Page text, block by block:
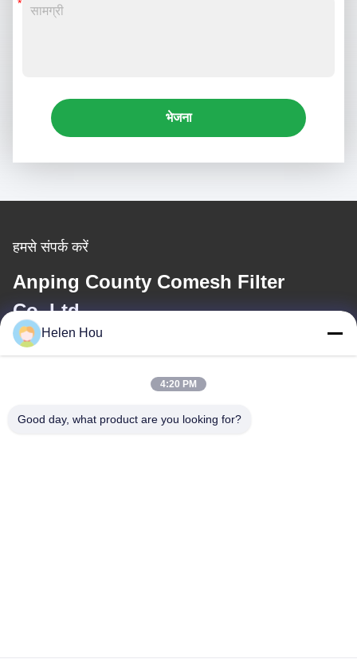
भेजना
हमसे संपर्क करें
Anping County Comesh Filter
Co.,Ltd
ईमेल
info@comeshfilter.com
Helen Hou
4:20 PM
Good day, what product are you looking for?